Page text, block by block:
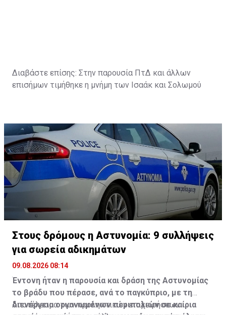
Διαβάστε επίσης: Στην παρουσία ΠτΔ και άλλων
επισήμων τιμήθηκε η μνήμη των Ισαάκ και Σολωμού
Στους δρόμους η Αστυνομία: 9 συλλήψεις
για σωρεία αδικημάτων
09.08.2026 08:14
Έντονη ήταν η παρουσία και δράση της Αστυνομίας
το βράδυ που πέρασε, ανά το παγκύπριο, με τη
διενέργεια οργανωμένων περιπολιών σε καίρια
Αποτέλεσμα των προληπτικών επιχειρήσεων